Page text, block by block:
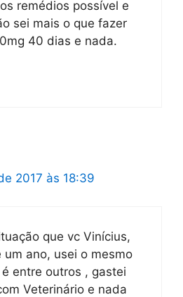
remédios possível e
sei mais o que fazer
40 dias e nada.
2017 às 18:39
que vc Vinícius,
um ano, usei o mesmo
entre outros , gastei
Veterinário e nada